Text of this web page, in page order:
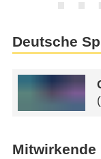
Deutsche
(
Mitwirkende